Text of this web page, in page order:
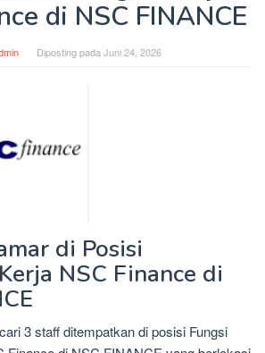
di NSC FINANCE
Diposting pada Juni 24, 2026
di Posisi
NSC Finance di
3 staff ditempatkan di posisi Fungsi